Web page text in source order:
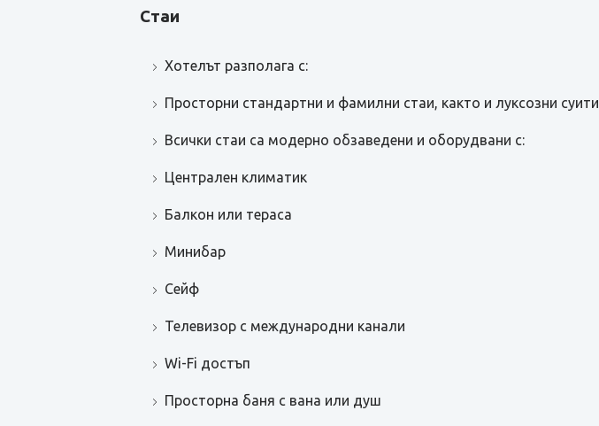
Стаи
Хотелът разполага с:
Просторни стандартни и фамилни стаи, както и луксозни суити
Всички стаи са модерно обзаведени и оборудвани с:
Централен климатик
Балкон или тераса
Минибар
Сейф
Телевизор с международни канали
Wi-Fi достъп
Просторна баня с вана или душ